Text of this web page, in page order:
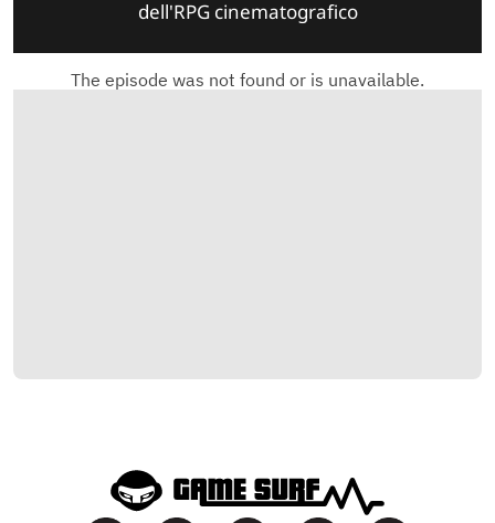
dell'RPG cinematografico